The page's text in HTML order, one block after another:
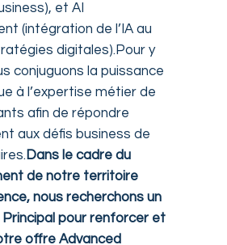
et AI
(intégration de l’IA au
digitales).Pour y
conjuguons la puissance
à l’expertise métier de
afin de répondre
aux défis business de
Dans le cadre du
de notre territoire
nous recherchons un
Principal pour renforcer et
offre Advanced